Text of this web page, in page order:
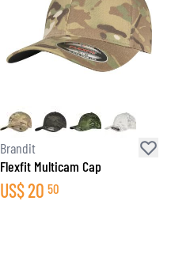
Brandit
Flexfit Multicam Cap
US$20 50